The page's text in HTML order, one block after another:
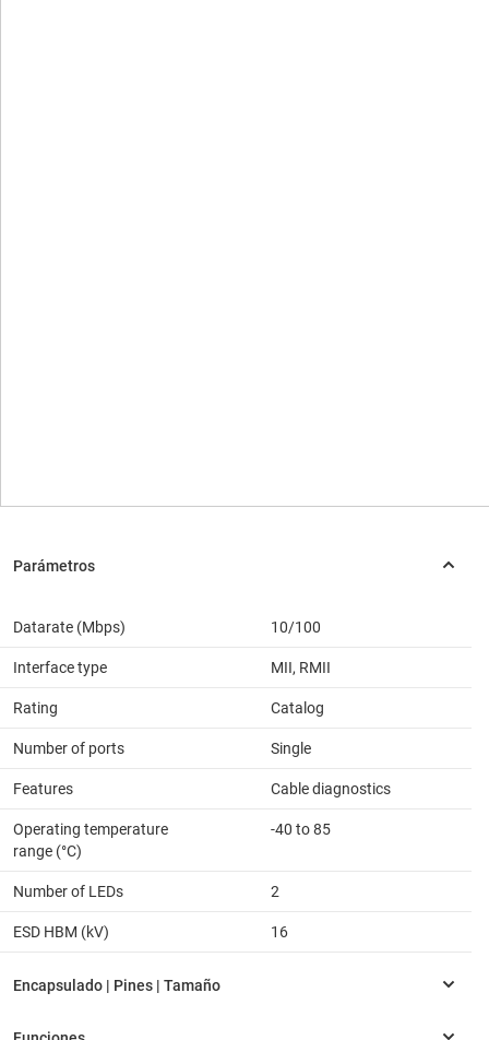
Datarate (Mbps) 10/100
Interface type MII, RMII
Rating Catalog
Number of ports Single
Features Cable diagnostics
Operating temperature
range (°C)
-40 to 85
Number of LEDs 2
ESD HBM (kV) 16